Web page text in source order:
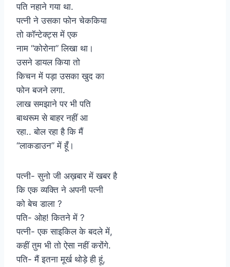
पति नहाने गया था.
पत्नी ने उसका फोन चेककिया
तो कॉन्टेक्ट्स में एक
नाम “कोरोना” लिखा था।
उसने डायल किया तो
किचन में पड़ा उसका खुद का
फोन बजने लगा.
लाख समझाने पर भी पति
बाथरूम से बाहर नहीं आ
रहा.. बोल रहा है कि मैं
“लाकडाउन” में हूँ।
पत्नी- सुनो जी अख़बार में खबर है
कि एक व्यक्ति ने अपनी पत्नी
को बेच डाला ?
पति- ओह! कितने में ?
पत्नी- एक साइकिल के बदले में,
कहीं तुम भी तो ऐसा नहीं करोंगे.
पति- मैं इतना मूर्ख थोड़े ही हूं,